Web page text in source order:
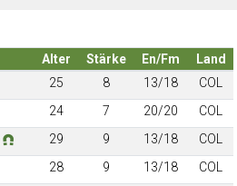
Alter Stärke En/Fm
Land
25 8 13/18
COL
24 7 20/20
COL
29 9 13/18
COL
28 9 13/18
COL